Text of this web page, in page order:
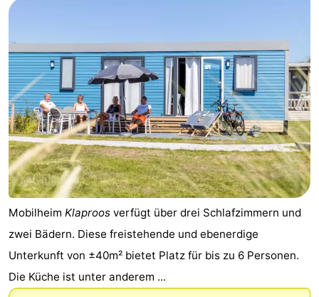
Mobilheim Klaproos verfügt über drei Schlafzimmern und
zwei Bädern. Diese freistehende und ebenerdige
Unterkunft von ±40m² bietet Platz für bis zu 6 Personen.
Die Küche ist unter anderem ...